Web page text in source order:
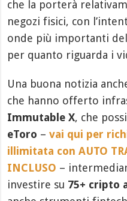
che la porterà
negozi fisici, con
onde più importanti
per quanto riguarda i
Una buona notizia
che hanno offerto
Immutable X, che
eToro –vai qui per
illimitata con AUTO
INCLUSO –
investire su 75+ cripto